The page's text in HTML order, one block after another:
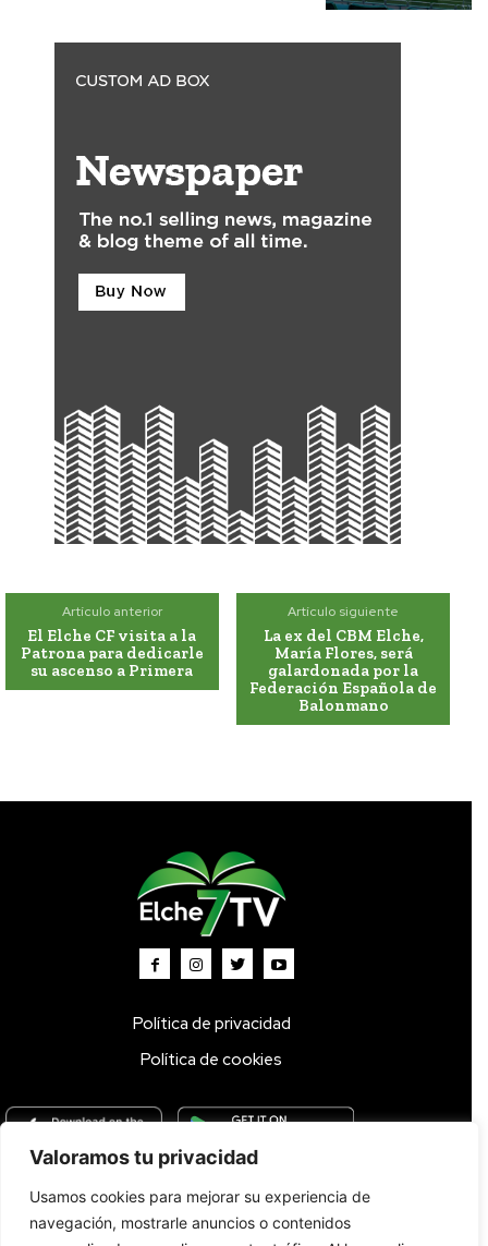
Valoramos tu privacidad
Usamos cookies para mejorar su experiencia de
navegación, mostrarle anuncios o contenidos
Artículo anterior
El Elche CF visita a la
Patrona para dedicarle
su ascenso a Primera
Artículo siguiente
La ex del CBM Elche,
María Flores, será
galardonada por la
Federación Española de
Balonmano
Política de privacidad
Política de cookies
TV DIRECTO 🔴 Programas Parrilla
Radio
Bolsa de Trabajo Contacto